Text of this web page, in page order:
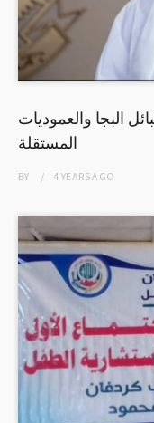
البجا والعموديات
المستقلة
BY 4 YEARSAGO